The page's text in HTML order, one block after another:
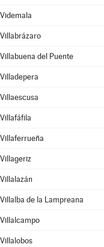
Videmala
Villabrázaro
Villabuena del Puente
Villadepera
Villaescusa
Villafáfila
Villaferrueña
Villageriz
Villalazán
Villalba de la Lampreana
Villalcampo
Villalobos